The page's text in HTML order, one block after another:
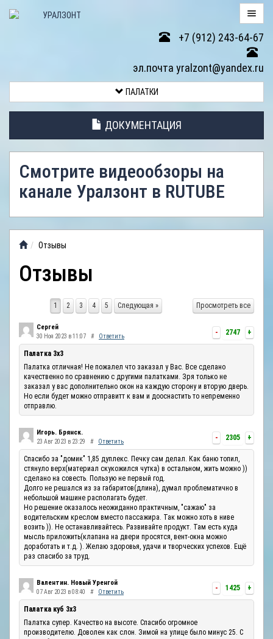
+7 (912) 243-64-67
эл.почта yralzont@yandex.ru
ТОВАРА
ПАЛАТОК
АНТИДОЖДЕВЫЕ
ТЕНТЫ
ВИДЕООБЗОР
ОТЗЫВЫ
ПАЛАТКИ
ДОКУМЕНТАЦИЯ
Смотрите видеообзоры на
канале Уралзонт в RUTUBE
Отзывы
Отзывы
Просмотреть все
1 2 3 4 5 Следующая »
- 2747 +
Сергей
30 Ноя 2023 в 11:07 # Ответить
Палатка 3х3
Палатка отличная! Не пожалел что заказал у Вас. Все сделано
качественно по сравнению с другими палатками. Зря только не
заказал у вас дополнительно окон на каждую сторону и вторую дверь.
Но если будет можно отправитт к вам и дооснастить то непременно
отправлю.
- 2305 +
Игорь. Брянск.
23 Авг 2023 в 23:29 # Ответить
Спасибо за "домик" 1,85 дуплекс. Печку сам делал. Как баню топил,
стянуло верх(материал скукожился чутка) в остальном, жить можно ))
сделано на совесть. Пользую не первый год.
Долго не решался из за габаритов(длина), думал проблематично в
небольшой машине располагать будет.
Но решение оказалось неожиданно практичным, "сажаю" за
водительским креслом вместо пассажира. Так можно хоть в ниве
возить )). Не останавливайтесь. Развивайте продукт. Там есть куда
мысль приложить(клапана на двери просятся, вент-окна можно
доработать и т.д. ). Желаю здоровья, удачи и творческих успехов. Ещё
раз спасибо за труд.
- 1425 +
Валентин. Новый Уренгой
07 Авг 2023 в 08:40 # Ответить
Палатка куб 3х3
Палатка супер. Качество на высоте. Спасибо огромное
производителю. Доволен как слон. Зимой на улице было минус 25. С